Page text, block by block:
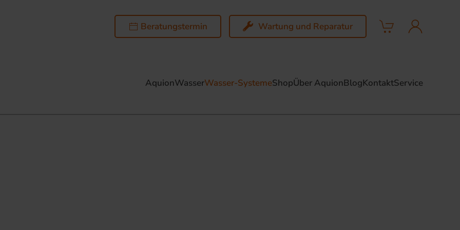
Beratungstermin Wartung und Reparatur
AquionWasserWasser-SystemeShopÜber AquionBlogKontaktService